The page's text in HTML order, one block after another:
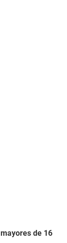
mayores de 16